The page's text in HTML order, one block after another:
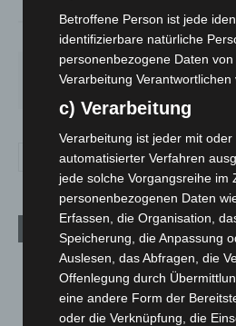
90% 1m/s
27° 34° 27°
Aktuelle Beiträge
Niedersachsen: Feuerwehrkräfte
Waldbrandeinsatz aus Spanien
7. August 2026
Betroffene Person ist jede
identifizierbare natürliche
personenbezogene Daten
Verarbeitung Verantwortlichen
c) Verarbeitung
Verarbeitung ist jeder mit oder
automatisierter Verfahren
jede solche Vorgangsreihe im
personenbezogenen Daten
Erfassen, die Organisation,
Speicherung, die Anpassung
Auslesen, das Abfragen, die
Offenlegung durch
eine andere Form der
oder die Verknüpfung, die